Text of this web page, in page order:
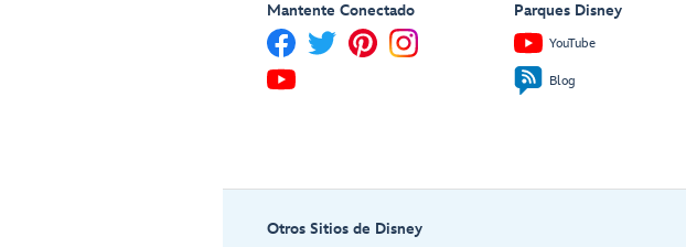
Mantente Conectado Parques Disney
YouTube
Blog
Otros Sitios de Disney